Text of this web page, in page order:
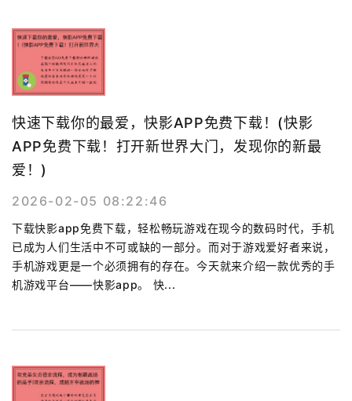
快速下载你的最爱，快影APP免费下载！(快影
APP免费下载！打开新世界大门，发现你的新最
爱！)
2026-02-05 08:22:46
下载快影app免费下载，轻松畅玩游戏在现今的数码时代，手机
已成为人们生活中不可或缺的一部分。而对于游戏爱好者来说，
手机游戏更是一个必须拥有的存在。今天就来介绍一款优秀的手
机游戏平台——快影app。 快...